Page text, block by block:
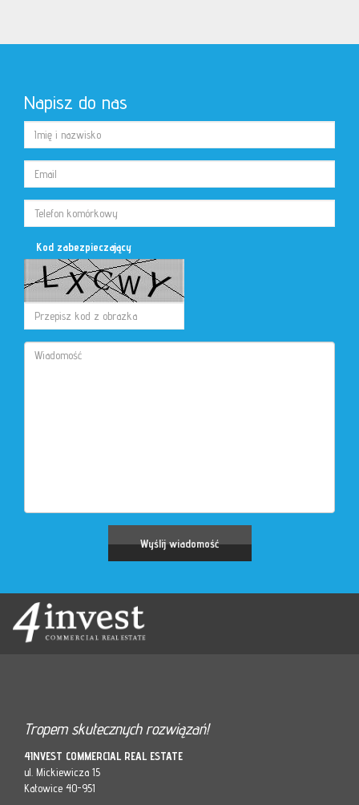
Napisz do nas
Kod zabezpieczający
Tropem skutecznych rozwiązań!
4INVEST COMMERCIAL REAL ESTATE
ul. Mickiewicza 15
Katowice 40-951